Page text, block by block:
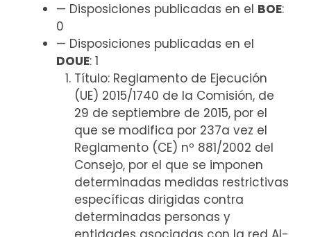
— Disposiciones publicadas en el BOE:
0
— Disposiciones publicadas en el
DOUE: 1
Título: Reglamento de Ejecución
(UE) 2015/1740 de la Comisión, de
29 de septiembre de 2015, por el
que se modifica por 237a vez el
Reglamento (CE) nº 881/2002 del
Consejo, por el que se imponen
determinadas medidas restrictivas
específicas dirigidas contra
determinadas personas y